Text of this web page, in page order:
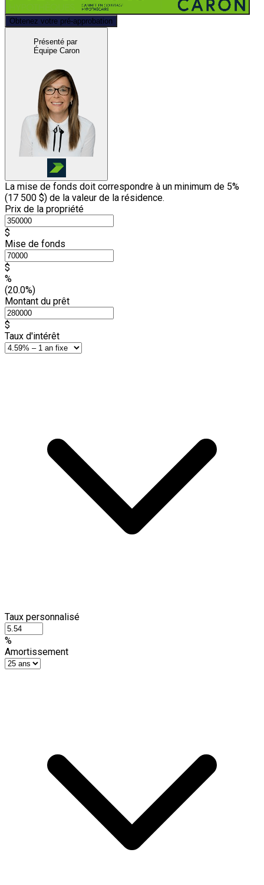
Obtenez votre pré-approbation
Présenté par
Équipe Caron
La mise de fonds doit correspondre à un minimum de 5%
(17 500 $) de la valeur de la résidence.
Prix de la propriété
$
Mise de fonds
$
%
(20.0%)
Montant du prêt
$
Taux d'intérêt
Taux personnalisé
%
Amortissement